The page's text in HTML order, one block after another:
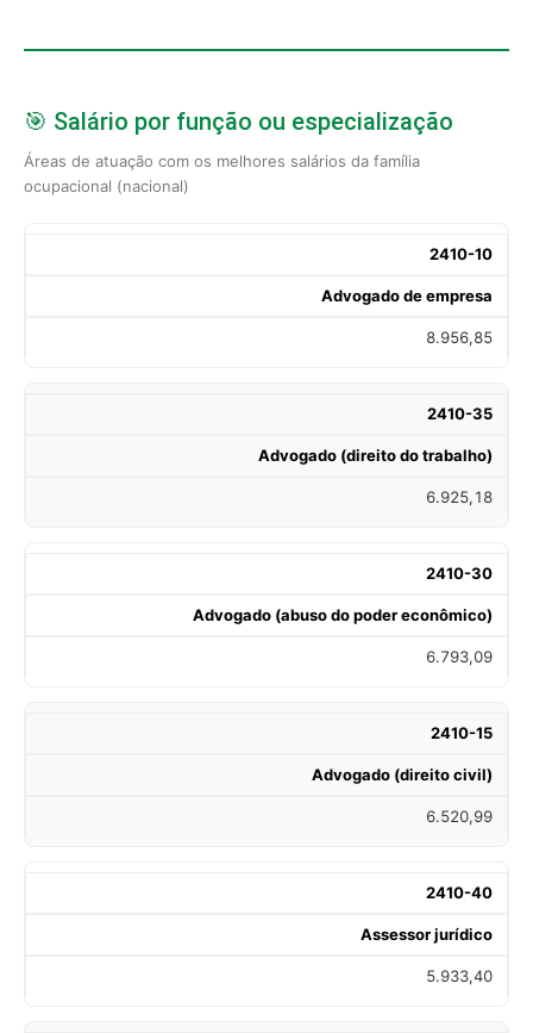
🎯 Salário por função ou especialização
Áreas de atuação com os melhores salários da família
ocupacional (nacional)
2410-10
Advogado de empresa
8.956,85
2410-35
Advogado (direito do trabalho)
6.925,18
2410-30
Advogado (abuso do poder econômico)
6.793,09
2410-15
Advogado (direito civil)
6.520,99
2410-40
Assessor jurídico
5.933,40